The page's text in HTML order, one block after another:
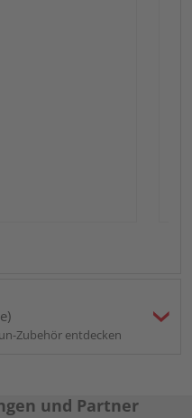
Zubehör entdecken
und Partner